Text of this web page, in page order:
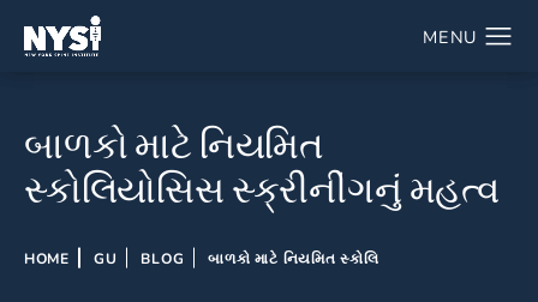
બાળકો માટે નિયમિત
સ્કોલિયોસિસ સ્ક્રીનીંગનું મહત્વ
HOME GU BLOG બાળકો માટે નિયમિત સ્કોલિ